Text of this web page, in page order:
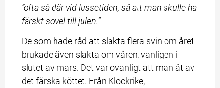
”ofta så där vid lussetiden, så att man skulle ha
färskt sovel till julen.”
De som hade råd att slakta flera svin om året
brukade även slakta om våren, vanligen i
slutet av mars. Det var ovanligt att man åt av
det färska köttet. Från Klockrike,